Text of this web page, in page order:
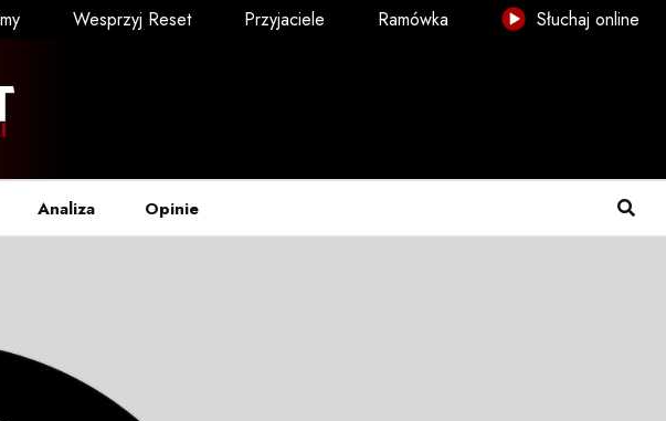
Wesprzyj Reset Przyjaciele Ramówka Słuchaj online
Analiza Opinie